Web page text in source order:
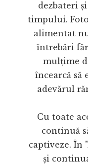
dezbateri
timpului.
alimentat
întrebări
mulțime
încearcă să
adevărul
Cu toate
continuă
captiveze. În
și